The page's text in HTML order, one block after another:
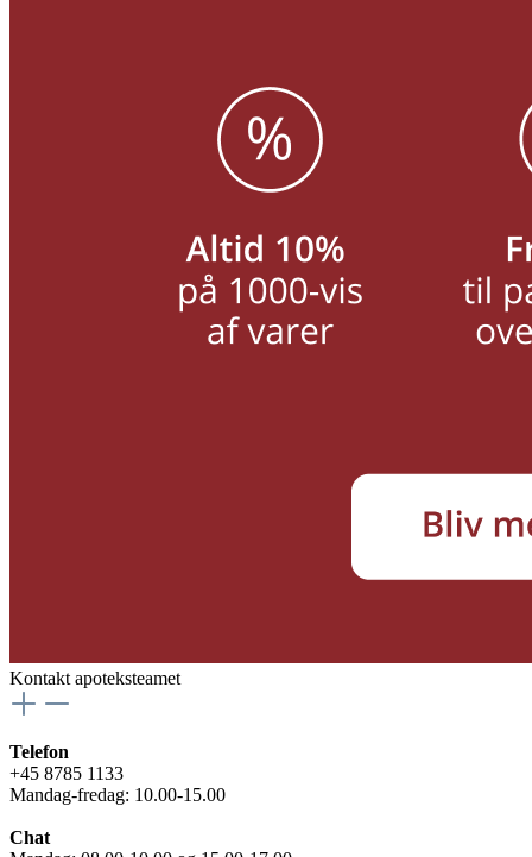
Kontakt apoteksteamet
Telefon
+45 8785 1133
Mandag-fredag: 10.00-15.00
Chat